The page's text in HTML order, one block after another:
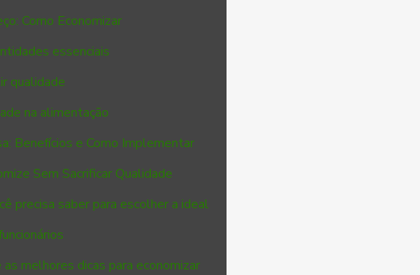
Como Economizar
essenciais
qualidade
na alimentação
Benefícios e Como Implementar
Sem Sacrificar Qualidade
precisa saber para escolher a ideal
melhores dicas para economizar